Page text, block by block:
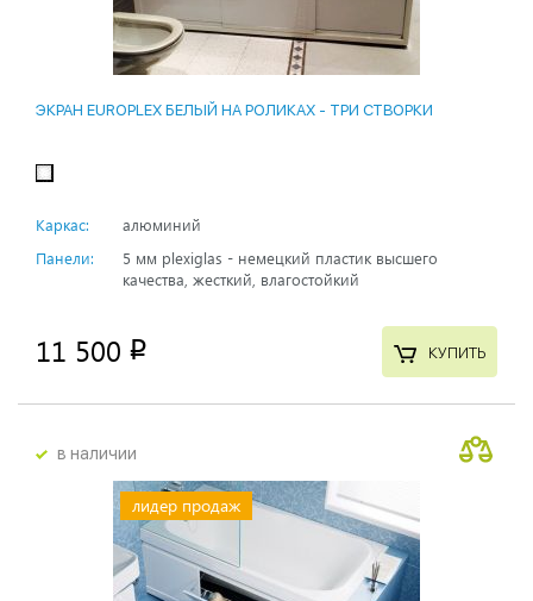
ЭКРАН EUROPLEX БЕЛЫЙ НА РОЛИКАХ - ТРИ СТВОРКИ
Каркас:
алюминий
Панели:
5 мм plexiglas - немецкий пластик высшего
качества, жесткий, влагостойкий
11 500 p КУПИТЬ
в наличии
лидер продаж